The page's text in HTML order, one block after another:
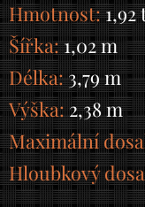
Hmotnost:1,92
Šířka:1,02 m
Délka:3,79 m
Výška: 2,38 m
Maximální
Hloubkový